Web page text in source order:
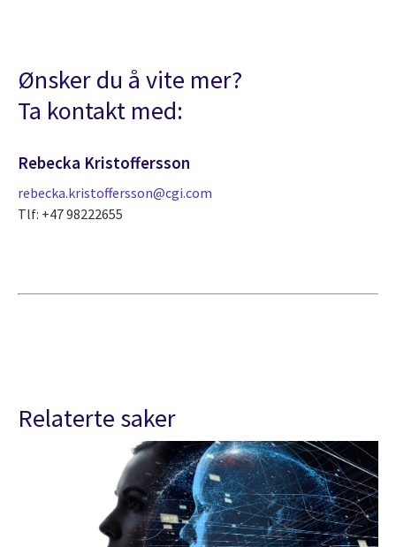
Ønsker du å vite mer?
Ta kontakt med:
Rebecka Kristoffersson
rebecka.kristoffersson@cgi.com
Tlf: +47 98222655
Relaterte saker